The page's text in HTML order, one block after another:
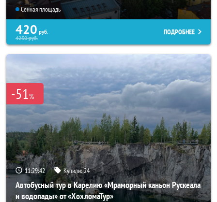
Сенная площадь
420 руб.
4230руб.
ПОДРОБНЕЕ
-51%
11:29:40 Купили:24
Автобусный тур в Карелию «Мраморный каньон Рускеала
и водопады» от «ХохломаТур»